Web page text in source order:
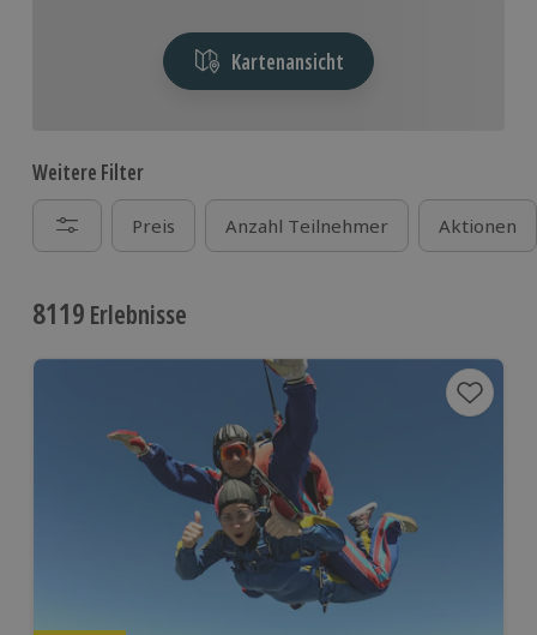
Kartenansicht
Weitere Filter
Preis Anzahl Teilnehmer Aktionen
8119 Erlebnisse